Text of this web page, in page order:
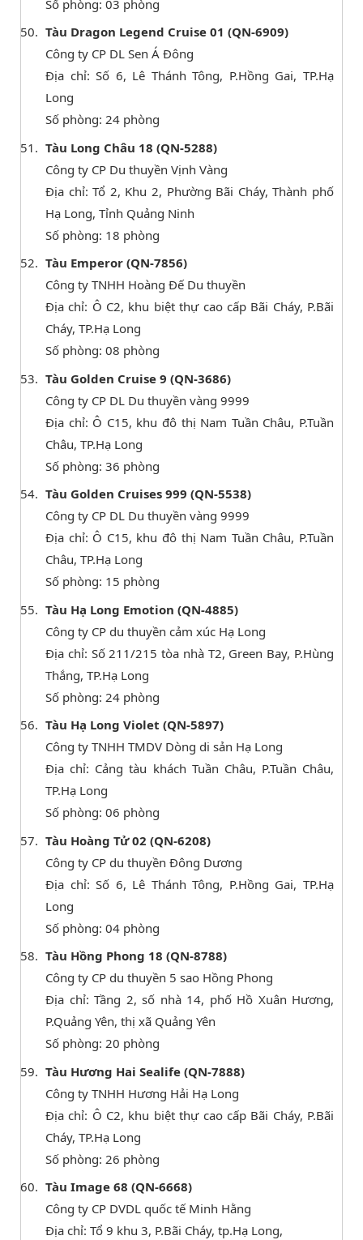
Số phòng: 03 phòng
Tàu Dragon Legend Cruise 01 (QN-6909)
Công ty CP DL Sen Á Đông
Địa chỉ: Số 6, Lê Thánh Tông, P.Hồng Gai, TP.Hạ
Long
Số phòng: 24 phòng
Tàu Long Châu 18 (QN-5288)
Công ty CP Du thuyền Vịnh Vàng
Địa chỉ: Tổ 2, Khu 2, Phường Bãi Cháy, Thành phố
Hạ Long, Tỉnh Quảng Ninh
Số phòng: 18 phòng
Tàu Emperor (QN-7856)
Công ty TNHH Hoàng Đế Du thuyền
Địa chỉ: Ô C2, khu biệt thự cao cấp Bãi Cháy, P.Bãi
Cháy, TP.Hạ Long
Số phòng: 08 phòng
Tàu Golden Cruise 9 (QN-3686)
Công ty CP DL Du thuyền vàng 9999
Địa chỉ: Ô C15, khu đô thị Nam Tuần Châu, P.Tuần
Châu, TP.Hạ Long
Số phòng: 36 phòng
Tàu Golden Cruises 999 (QN-5538)
Công ty CP DL Du thuyền vàng 9999
Địa chỉ: Ô C15, khu đô thị Nam Tuần Châu, P.Tuần
Châu, TP.Hạ Long
Số phòng: 15 phòng
Tàu Hạ Long Emotion (QN-4885)
Công ty CP du thuyền cảm xúc Hạ Long
Địa chỉ: Số 211/215 tòa nhà T2, Green Bay, P.Hùng
Thắng, TP.Hạ Long
Số phòng: 24 phòng
Tàu Hạ Long Violet (QN-5897)
Công ty TNHH TMDV Dòng di sản Hạ Long
Địa chỉ: Cảng tàu khách Tuần Châu, P.Tuần Châu,
TP.Hạ Long
Số phòng: 06 phòng
Tàu Hoàng Tử 02 (QN-6208)
Công ty CP du thuyền Đông Dương
Địa chỉ: Số 6, Lê Thánh Tông, P.Hồng Gai, TP.Hạ
Long
Số phòng: 04 phòng
Tàu Hồng Phong 18 (QN-8788)
Công ty CP du thuyền 5 sao Hồng Phong
Địa chỉ: Tầng 2, số nhà 14, phố Hồ Xuân Hương,
P.Quảng Yên, thị xã Quảng Yên
Số phòng: 20 phòng
Tàu Hương Hai Sealife (QN-7888)
Công ty TNHH Hương Hải Hạ Long
Địa chỉ: Ô C2, khu biệt thự cao cấp Bãi Cháy, P.Bãi
Cháy, TP.Hạ Long
Số phòng: 26 phòng
Tàu Image 68 (QN-6668)
Công ty CP DVDL quốc tế Minh Hằng
Địa chỉ: Tổ 9 khu 3, P.Bãi Cháy, tp.Hạ Long,